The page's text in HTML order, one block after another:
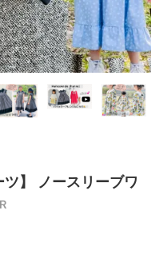
】 ノースリーブワ